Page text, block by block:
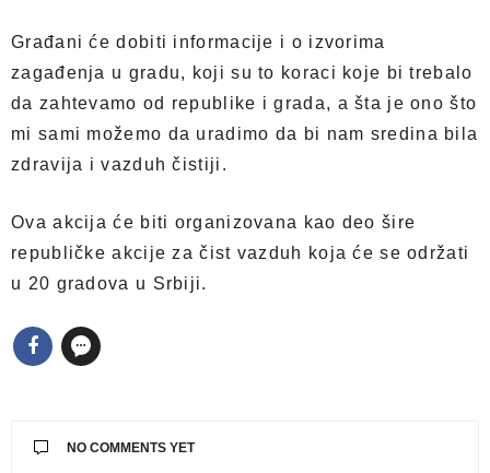
Građani će dobiti informacije i o izvorima
zagađenja u gradu, koji su to koraci koje bi trebalo
da zahtevamo od republike i grada, a šta je ono što
mi sami možemo da uradimo da bi nam sredina bila
zdravija i vazduh čistiji.
Ova akcija će biti organizovana kao deo šire
republičke akcije za čist vazduh koja će se održati
u 20 gradova u Srbiji.
NO COMMENTS YET